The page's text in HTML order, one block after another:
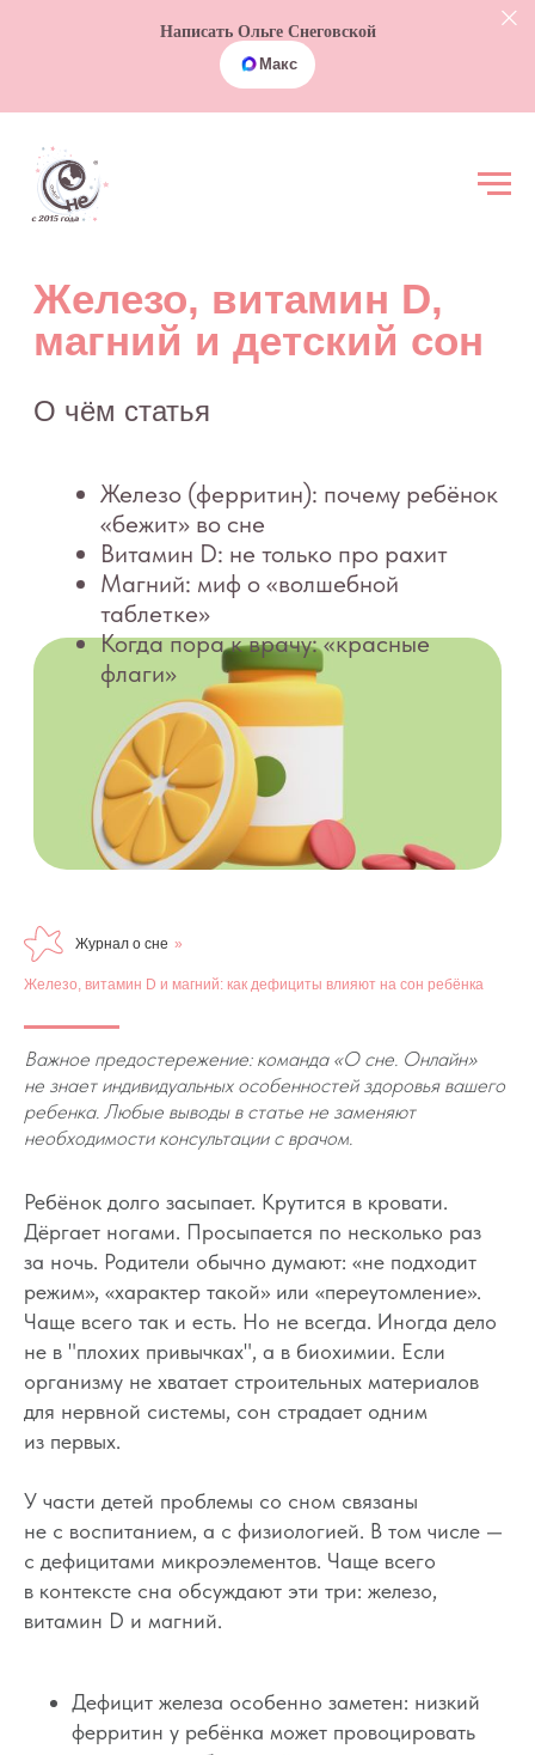
Написать Ольге Снеговской
Макс
Железо (ферритин): почему ребёнок
Магний: миф о «волшебной
флаги»
О чём статья
Железо, витамин D,
Журнал о сне »
Железо, витамин D и магний: как дефициты влияют на сон ребёнка
Важное предостережение: команда «О сне. Онлайн»
не знает индивидуальных особенностей здоровья вашего
ребенка. Любые выводы в статье не заменяют
необходимости консультации с врачом.
Ребёнок долго засыпает. Крутится в кровати.
Дёргает ногами. Просыпается по несколько раз
за ночь. Родители обычно думают: «не подходит
режим», «характер такой» или «переутомление».
Чаще всего так и есть. Но не всегда. Иногда дело
не в "плохих привычках", а в биохимии. Если
организму не хватает строительных материалов
для нервной системы, сон страдает одним
из первых.
У части детей проблемы со сном связаны
не с воспитанием, а с физиологией. В том числе —
с дефицитами микроэлементов. Чаще всего
в контексте сна обсуждают эти три: железо,
витамин D и магний.
Дефицит железа особенно заметен: низкий
ферритин у ребёнка может провоцировать